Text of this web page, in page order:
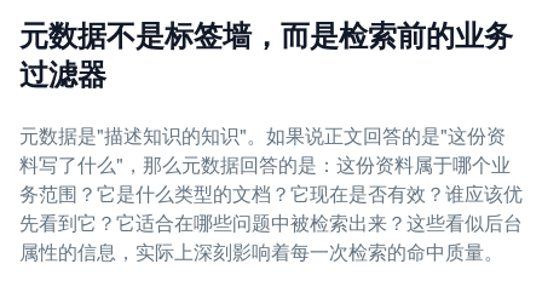
元数据不是标签墙，而是检索前的业务
过滤器
元数据是"描述知识的知识"。如果说正文回答的是"这份资
料写了什么"，那么元数据回答的是：这份资料属于哪个业
务范围？它是什么类型的文档？它现在是否有效？谁应该优
先看到它？它适合在哪些问题中被检索出来？这些看似后台
属性的信息，实际上深刻影响着每一次检索的命中质量。